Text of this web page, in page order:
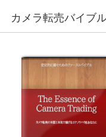
カメラ転売バイブ